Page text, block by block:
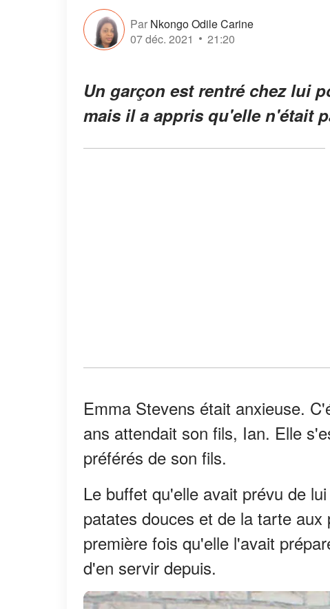
Par Nkongo Odile Carine
07 déc. 2021
21:20
Un garçon est rentré chez lui
mais il a appris qu'elle n'était
Emma Stevens était anxieuse.
ans attendait son fils, Ian. Elle
préférés de son fils.
Le buffet qu'elle avait prévu de
patates douces et de la tarte
première fois qu'elle l'avait
d'en servir depuis.